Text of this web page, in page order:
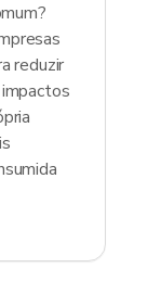
reduzir